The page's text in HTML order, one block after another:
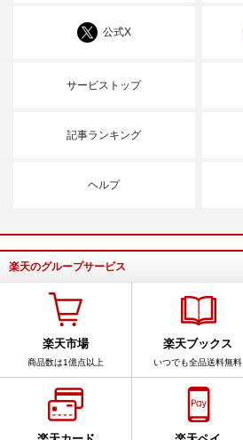
公式X
サービストップ
記事ランキング
ヘルプ
楽天のグループサービス
楽天市場
商品数は1億点以上
楽天ブックス
いつでも全品送料無料